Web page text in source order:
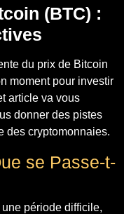
(BTC) :
du prix de Bitcoin
moment pour investir
article va vous
donner des pistes
des cryptomonnaies.
se Passe-t-
période difficile,